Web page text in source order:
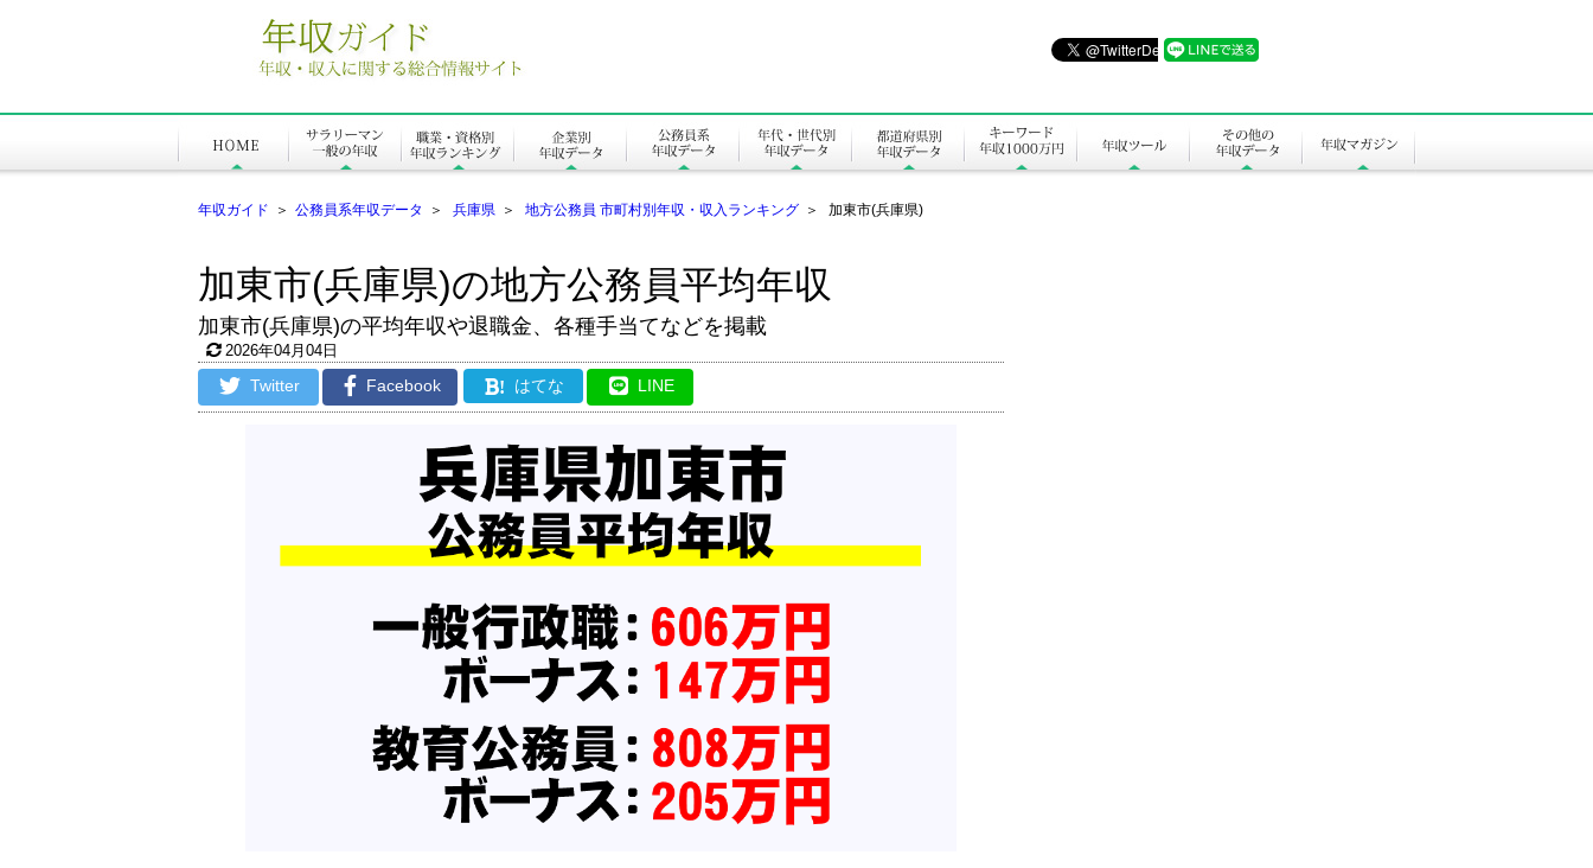
年収ガイド ＞ 公務員系年収データ ＞ 兵庫県 ＞ 地方公務員 市町村別年収・収入ランキング ＞ 加東市(兵庫県)
加東市(兵庫県)の地方公務員平均年収
加東市(兵庫県)の平均年収や退職金、各種手当てなどを掲載
2026年04月04日
Twitter Facebook ! はてな LINE